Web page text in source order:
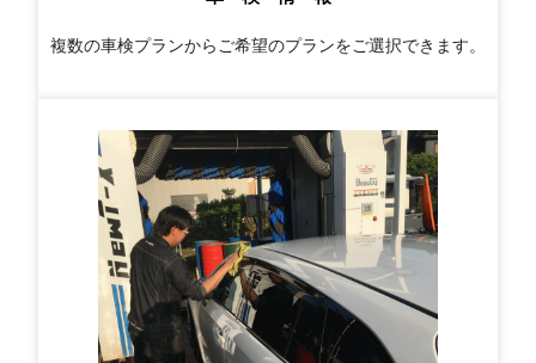
複数の車検プランからご希望のプランをご選択できます。